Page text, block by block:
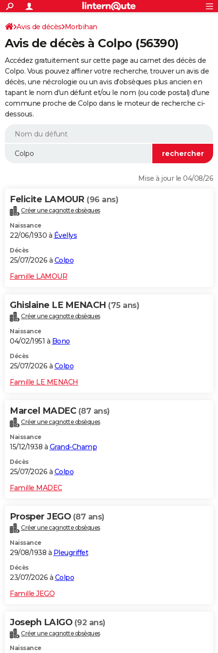
ACTUALITÉS
Politique
Société
Faits Divers
Education
Monde
Villes
+
SPORT
Coupe du monde 2026
Football
Tennis
Cyclisme
Rugby
Forum
Programme TV
TNT
Streaming
Cinéma
Sorties cinéma
Musique
+
FINANCE
Retraite
Epargne
Immobilier
Risques naturels par ville
Assurance
AUTO
Essais
Réserver un essai
Citadines
Berlines
SUV
Forum auto
+
HIGH-TECH
BRICOLAGE
WEEK-END
Alimentation
Guide de la santé
Maladies
Médicaments
Sommeil
VOYAGE
Destinations
City break
Voyage nature
Voyage de noces
Forum
Climat
+PHOTO
GUIDES D'ACHAT
Carte de Noël
Carte Bonne année
Carte Saint-Valentin
Carte Pâques
Carte d'anniversaire
DICTIONNAIRE
Dictionnaire
Biographies
Citations
Expressions
Proverbes
PROGRAMME TV
S'inscrire
Se connecter
Lycées
Collèges
Primaires
Universités
Entreprises
Service militaire
Avis de recherche
AVIS DE DÉCÈS
FORUM
Avis de décès Morbihan
Avis de décès à Colpo (56390)
Accédez gratuitement sur cette page au carnet des décès de
Colpo. Vous pouvez affiner votre recherche, trouver un avis de
décès, une nécrologie ou un avis d'obsèques plus ancien en
tapant le nom d'un défunt et/ou le nom (ou code postal) d'une
commune proche de Colpo dans le moteur de recherche ci-
dessous.
Mise à jour le 04/08/26
Felicite LAMOUR (96 ans)
Créer une cagnotte obsèques
Naissance
22/06/1930 à Évellys
Décès
25/07/2026 à Colpo
Famille LAMOUR
Ghislaine LE MENACH (75 ans)
Créer une cagnotte obsèques
Naissance
04/02/1951 à Bono
Décès
25/07/2026 à Colpo
Famille LE MENACH
Marcel MADEC (87 ans)
Créer une cagnotte obsèques
Naissance
15/12/1938 à Grand-Champ
Décès
25/07/2026 à Colpo
Famille MADEC
Prosper JEGO (87 ans)
Créer une cagnotte obsèques
Naissance
29/08/1938 à Pleugriffet
Décès
23/07/2026 à Colpo
Famille JEGO
Joseph LAIGO (92 ans)
Créer une cagnotte obsèques
Naissance